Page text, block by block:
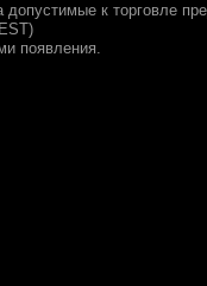
допустимые к торговле
появления.